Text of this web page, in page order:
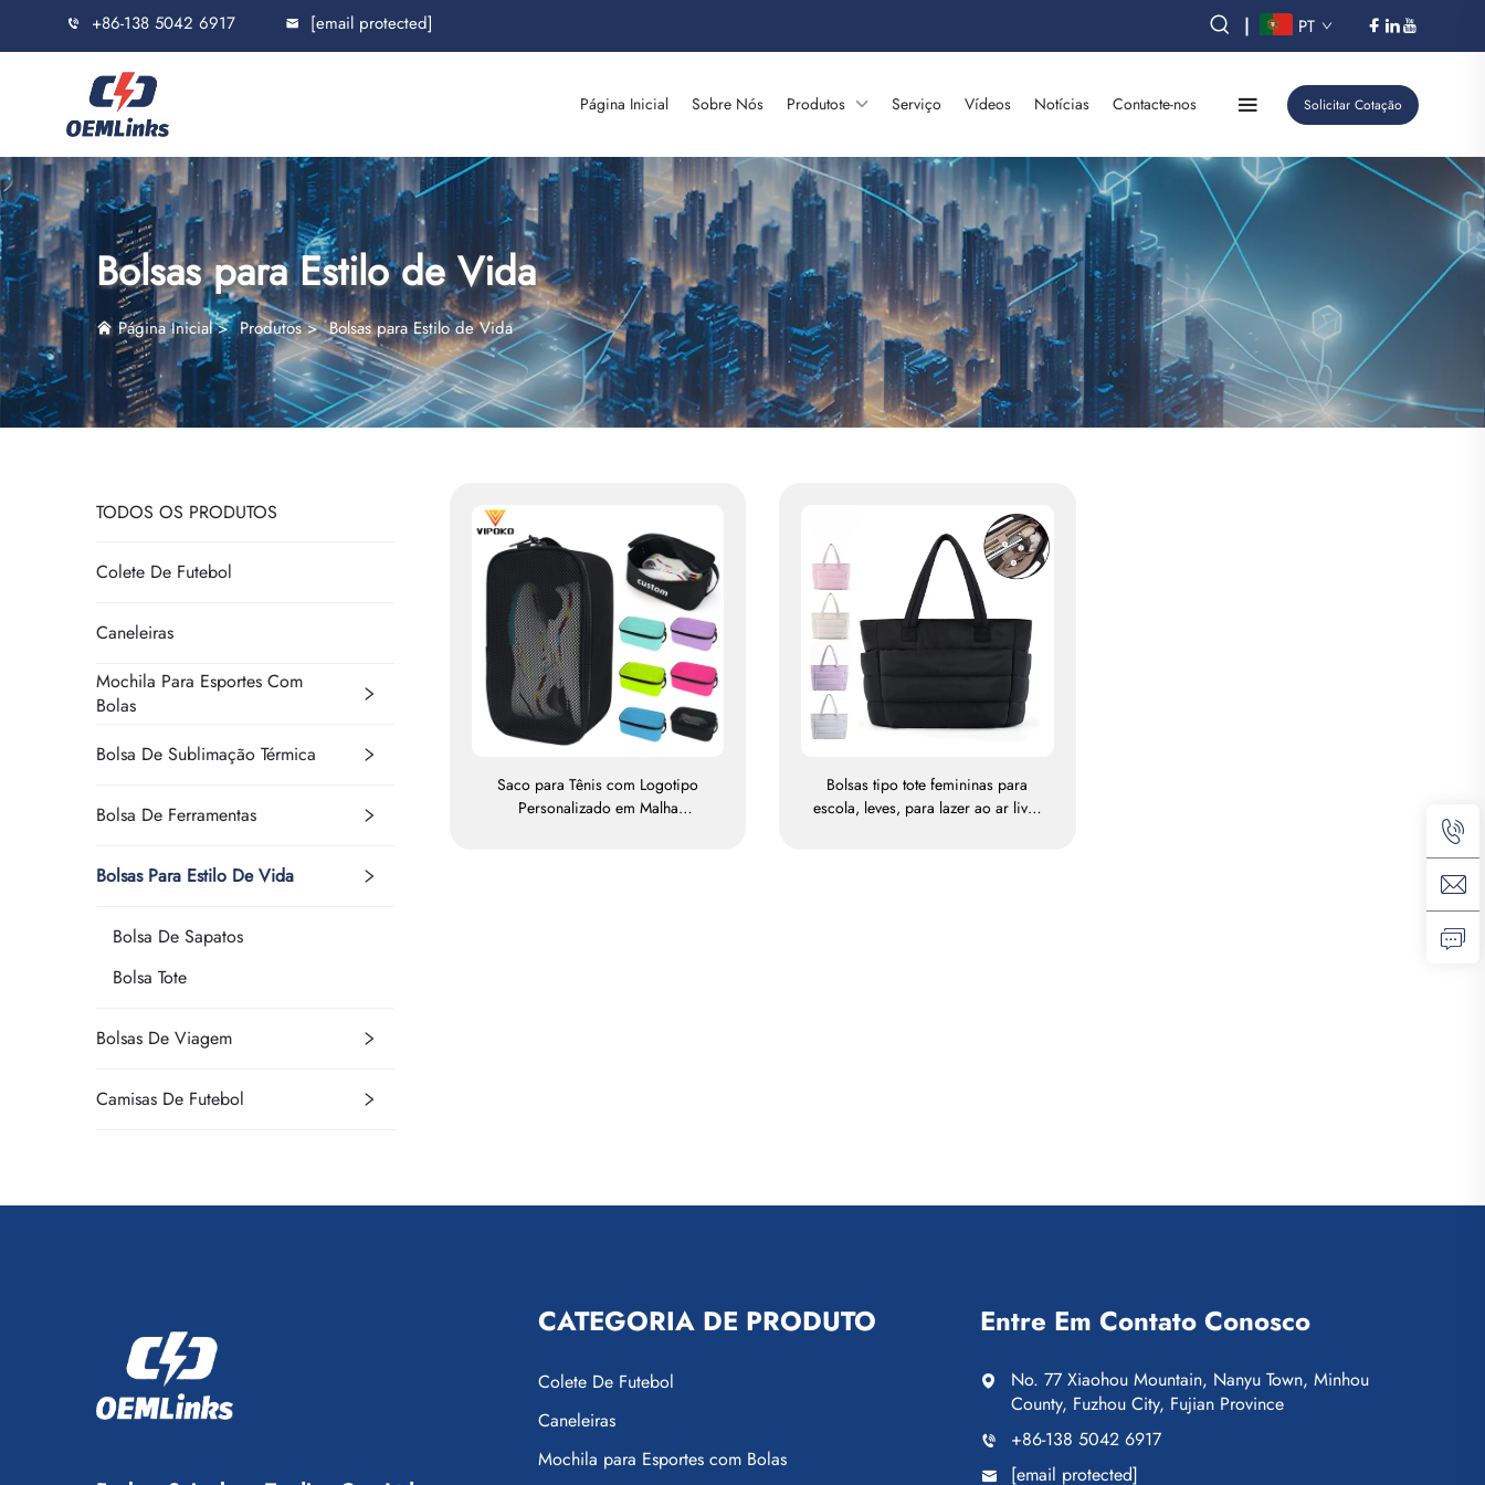
+86-138 5042 6917 [email protected] | PT
Página Inicial Sobre Nós Produtos Serviço Vídeos Notícias Contacte-nos Solicitar Cotação
Bolsas para Estilo de Vida
Página Inicial>Produtos>Bolsas para Estilo de Vida
TODOS OS PRODUTOS
Colete De Futebol
Caneleiras
Mochila Para Esportes Com
Bolas
Bolsa De Sublimação Térmica
Bolsa De Ferramentas
Bolsas Para Estilo De Vida
Bolsa De Sapatos
Bolsa Tote
Bolsas De Viagem
Camisas De Futebol
Saco para Tênis com Logotipo
Personalizado em Malha
Bolsas tipo tote femininas para
escola, leves, para lazer ao ar livre
CATEGORIA DE PRODUTO
Colete De Futebol
Caneleiras
Mochila para Esportes com Bolas
Entre Em Contato Conosco
No. 77 Xiaohou Mountain, Nanyu Town, Minhou
County, Fuzhou City, Fujian Province
+86-138 5042 6917
[email protected]